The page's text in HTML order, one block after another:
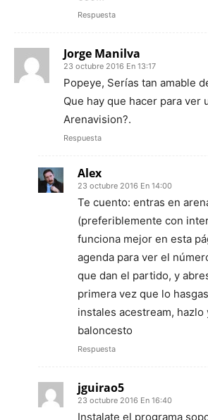
Respuesta
Jorge Manilva
23 octubre 2016 En 13:17
Popeye, Serías tan amable
Que hay que hacer para ver
Arenavision?.
Respuesta
Alex
23 octubre 2016 En 14:00
Te cuento: entras en
(preferiblemente con
funciona mejor en esta
agenda para ver el
que dan el partido, y
primera vez que lo
instales acestream, hazlo
baloncesto
Respuesta
jguirao5
23 octubre 2016 En 16:40
Instalate el programa